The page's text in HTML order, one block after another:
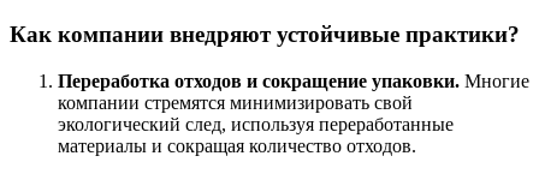
Как компании внедряют устойчивые практики?
Переработка отходов и сокращение упаковки. Многие
компании стремятся минимизировать свой
экологический след, используя переработанные
материалы и сокращая количество отходов.